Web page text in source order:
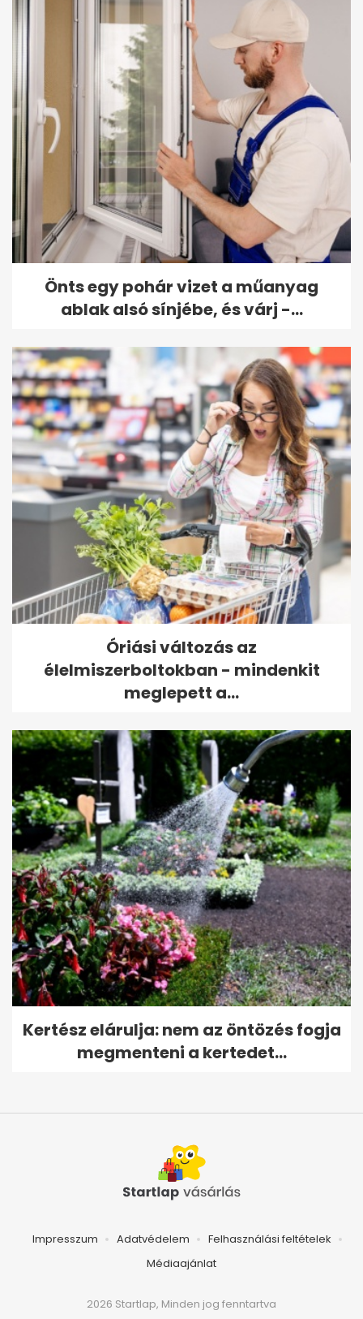
Önts egy pohár vizet a műanyag
ablak alsó sínjébe, és várj -...
Óriási változás az
élelmiszerboltokban - mindenkit
meglepett a...
Kertész elárulja: nem az öntözés fogja
megmenteni a kertedet...
Impresszum Adatvédelem
Felhasználási feltételek
Médiaajánlat
2026 Startlap, Minden jog fenntartva